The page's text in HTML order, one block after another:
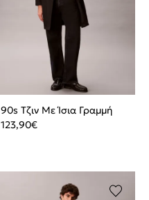
90s Τζιν Με Ίσια Γραμμή
123,90€